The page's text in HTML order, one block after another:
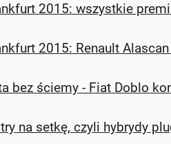
2015: wszystkie
2015: Renault
bez ściemy - Fiat Doblo
na setkę, czyli hybrydy